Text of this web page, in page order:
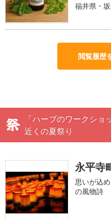
福井県・
閲覧履歴
「ハーブのワークショ
近くの夏祭り
永平寺
思いが込
の風物詩